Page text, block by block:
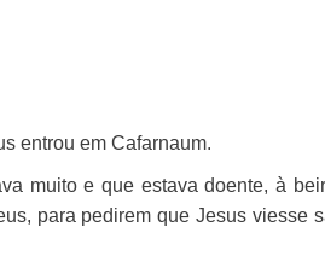
entrou em Cafarnaum.
muito e que estava doente, à
para pedirem que Jesus viesse